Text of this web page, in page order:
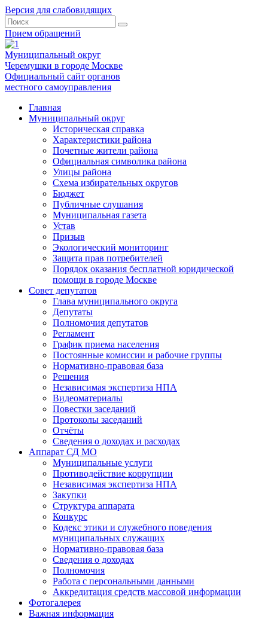
Версия для слабовидящих
Прием обращений
Муниципальный округ
Черемушки в городе Москве
Официальный сайт органов
местного самоуправления
Главная
Муниципальный округ
Историческая справка
Характеристики района
Почетные жители района
Официальная символика района
Улицы района
Схема избирательных округов
Бюджет
Публичные слушания
Муниципальная газета
Устав
Призыв
Экологический мониторинг
Защита прав потребителей
Порядок оказания бесплатной юридической
помощи в городе Москве
Совет депутатов
Глава муниципального округа
Депутаты
Полномочия депутатов
Регламент
График приема населения
Постоянные комиссии и рабочие группы
Нормативно-правовая база
Решения
Независимая экспертиза НПА
Видеоматериалы
Повестки заседаний
Протоколы заседаний
Отчёты
Сведения о доходах и расходах
Аппарат СД МО
Муниципальные услуги
Противодействие коррупции
Независимая экспертиза НПА
Закупки
Структура аппарата
Конкурс
Кодекс этики и служебного поведения
муниципальных служащих
Нормативно-правовая база
Сведения о доходах
Полномочия
Работа с персональными данными
Аккредитация средств массовой информации
Фотогалерея
Важная информация